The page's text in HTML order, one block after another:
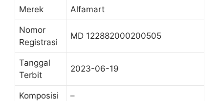
Merek Alfamart
Nomor
Registrasi
MD 122882000200505
Tanggal
Terbit
2023-06-19
Komposisi –